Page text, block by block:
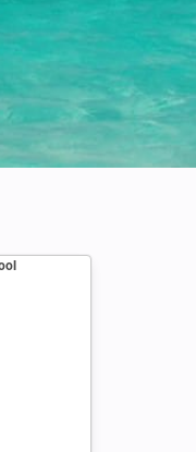
Angel Xavier Viera-Vargas